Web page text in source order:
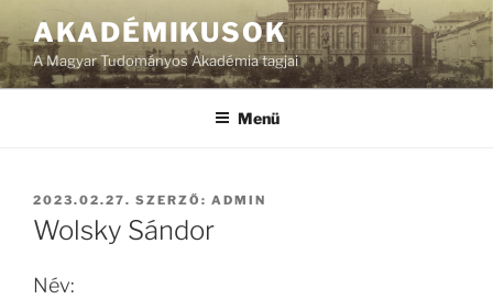
AKADÉMIKUSOK
A Magyar Tudományos Akadémia tagjai
Menü
BEKÜLDVE:
2023.02.27. SZERZŐ: ADMIN
Wolsky Sándor
Név: